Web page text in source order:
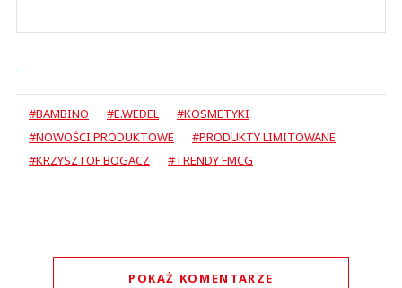
#BAMBINO #E.WEDEL
#KOSMETYKI
#NOWOŚCI PRODUKTOWE
#PRODUKTY LIMITOWANE
#KRZYSZTOF BOGACZ
#TRENDY FMCG
POKAŻ KOMENTARZE